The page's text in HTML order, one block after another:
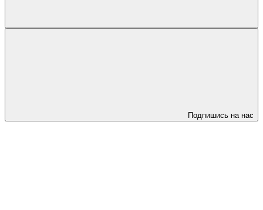
Подпишись на нас